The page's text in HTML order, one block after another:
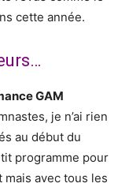
cette année.
GAM
je n’ai rien
au début du
programme pour
mais avec tous les